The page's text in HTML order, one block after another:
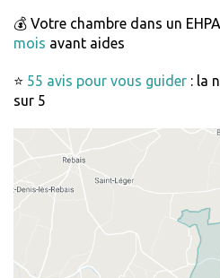
💰 Votre chambre dans un
mois avant aides
⭐ 55 avis pour vous guider : la
sur 5